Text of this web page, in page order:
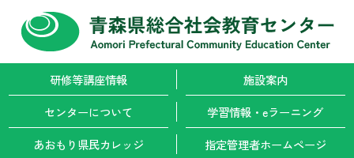
研修等講座情報
施設案内
センターについて
学習情報・ eラーニング
あおもり県民カレッジ
指定管理者ホームページ